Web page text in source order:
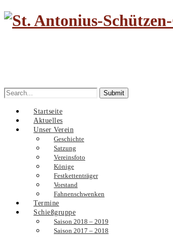
Search
for:
Startseite
Aktuelles
Unser Verein
Geschichte
Satzung
Vereinsfoto
Könige
Festkettenträger
Vorstand
Fahnenschwenken
Termine
Schießgruppe
Saison 2018 – 2019
Saison 2017 – 2018